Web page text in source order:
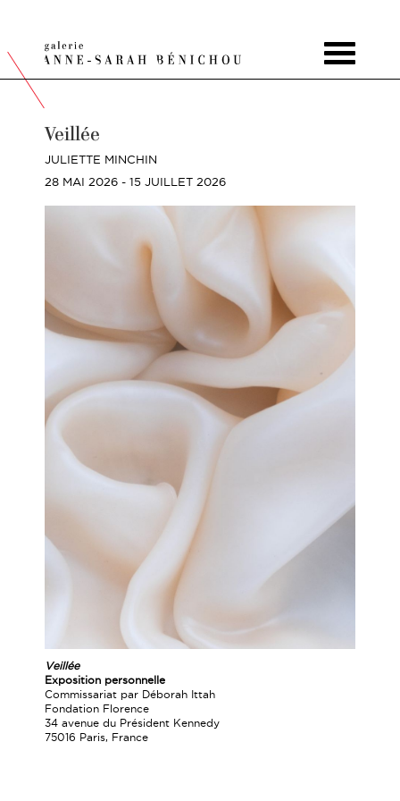
Toggle
Veillée
JULIETTE MINCHIN
28 MAI 2026 - 15 JUILLET 2026
Veillée
Exposition personnelle
Commissariat par Déborah Ittah
Fondation Florence
34 avenue du Président Kennedy
75016 Paris, France